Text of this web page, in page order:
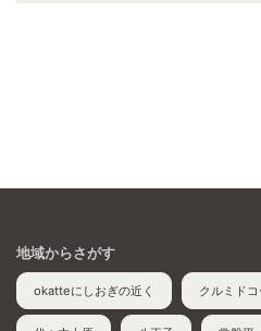
地域からさがす
okatteにしおぎの近く クルミドコ